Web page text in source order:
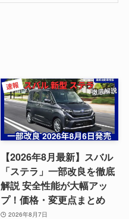
【2026年8月最新】スバル
「ステラ」一部改良を徹底
解説 安全性能が大幅アッ
プ！価格・変更点まとめ
2026年8月7日